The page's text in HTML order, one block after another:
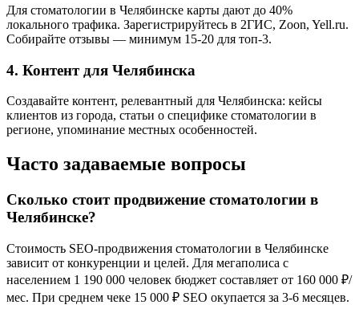
Для стоматологии в Челябинске карты дают до 40%
локального трафика. Зарегистрируйтесь в 2ГИС, Zoon, Yell.ru.
Собирайте отзывы — минимум 15-20 для топ-3.
4. Контент для Челябинска
Создавайте контент, релевантный для Челябинска: кейсы
клиентов из города, статьи о специфике стоматологии в
регионе, упоминание местных особенностей.
Часто задаваемые вопросы
Сколько стоит продвижение стоматологии в
Челябинске?
Стоимость SEO-продвижения стоматологии в Челябинске
зависит от конкуренции и целей. Для мегаполиса с
населением 1 190 000 человек бюджет составляет от 160 000 ₽/
мес. При среднем чеке 15 000 ₽ SEO окупается за 3-6 месяцев.